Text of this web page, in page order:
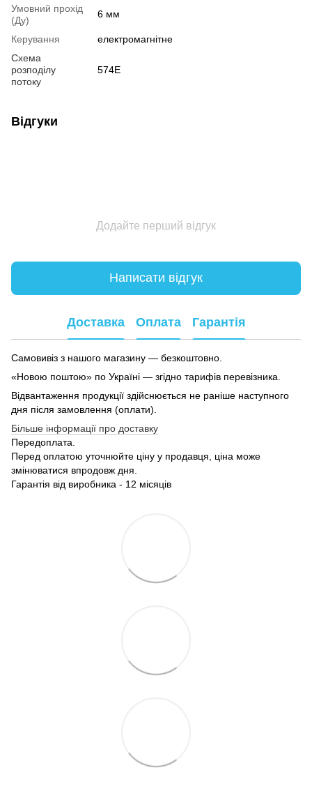
Умовний прохід
(Ду)
6 мм
Керування
електромагнітне
Схема
розподілу
потоку
574Е
Відгуки
Додайте перший відгук
Написати відгук
Доставка Оплата Гарантія
Самовивіз з нашого магазину — безкоштовно.
«Новою поштою» по Україні — згідно тарифів перевізника.
Відвантаження продукції здійснюється не раніше наступного
дня після замовлення (оплати).
Більше інформації про доставку
Передоплата.
Перед оплатою уточнюйте ціну у продавця, ціна може
змінюватися впродовж дня.
Гарантія від виробника - 12 місяців